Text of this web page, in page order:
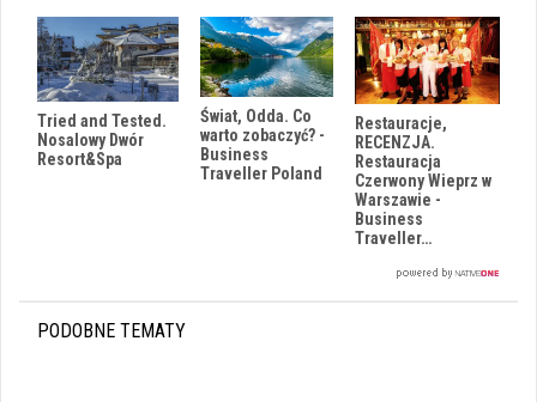
Tried and Tested.
Nosalowy Dwór
Resort&Spa
Świat, Odda. Co
warto zobaczyć? -
Business
Traveller Poland
Restauracje,
RECENZJA.
Restauracja
Czerwony Wieprz w
Warszawie -
Business
Traveller…
PODOBNE TEMATY